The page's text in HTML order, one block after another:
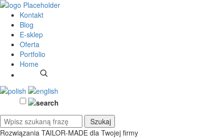
Kontakt
Blog
E-sklep
Oferta
Portfolio
Home
Rozwiązania TAILOR-MADE dla Twojej firmy